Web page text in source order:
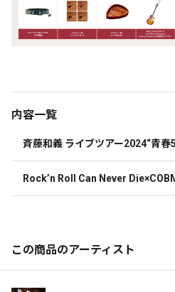
内容一覧
斉藤和義 ライブツアー2024“青
Rock’n Roll Can Never
この商品のアーティスト